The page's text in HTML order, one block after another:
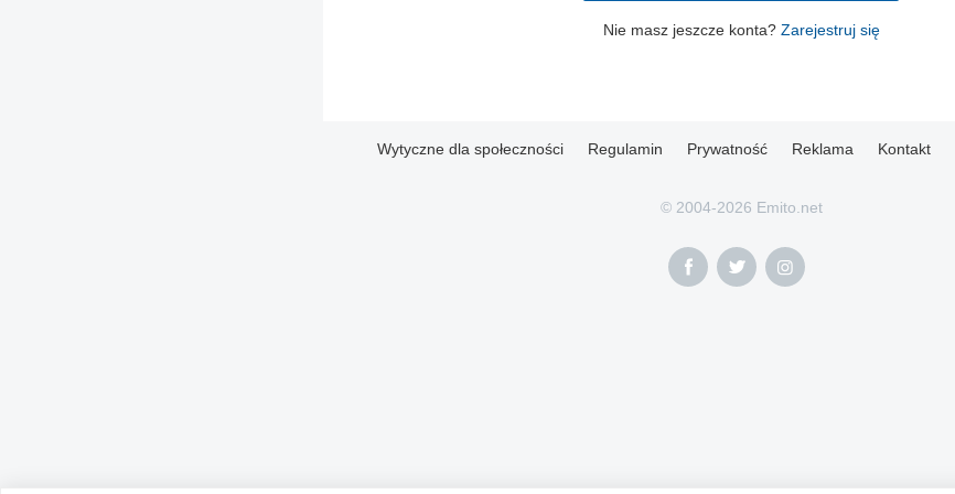
Nie masz jeszcze konta? Zarejestruj się
Wytyczne dla społeczności Regulamin Prywatność Reklama Kontakt
© 2004-2026 Emito.net